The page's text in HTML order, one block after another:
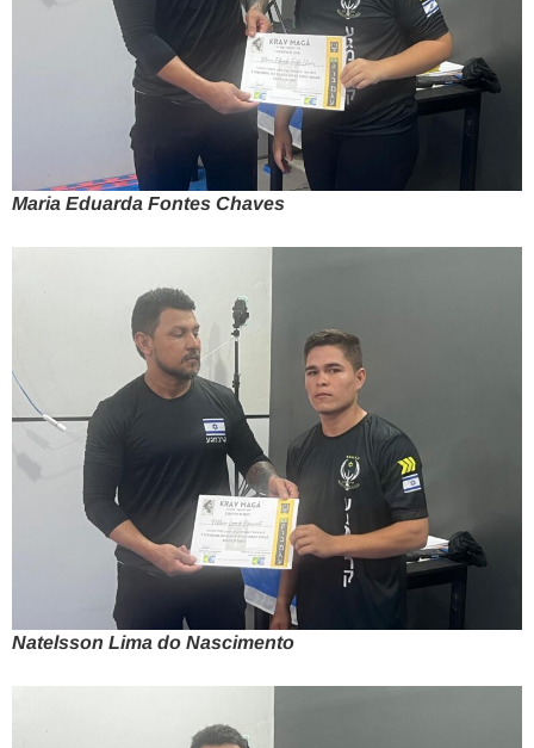
Maria Eduarda Fontes Chaves
Natelsson Lima do Nascimento